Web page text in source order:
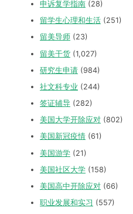
申诉复学指南 (28)
留学生心理和生活 (251)
留美导师 (23)
留美干货 (1,027)
研究生申请 (984)
社文科专业 (244)
签证辅导 (282)
美国大学开除应对 (802)
美国新冠疫情 (61)
美国游学 (21)
美国社区大学 (158)
美国高中开除应对 (66)
职业发展和实习 (557)